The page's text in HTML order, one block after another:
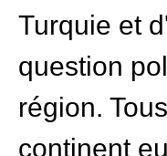
Turquie et
question
région.
continent